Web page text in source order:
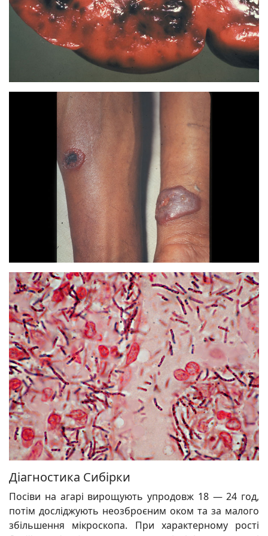
Діагностика Сибірки
Посіви на агарі вирощують упродовж 18 — 24 год,
потім досліджують неозброєним оком та за малого
збільшення мікроскопа. При характерному рості